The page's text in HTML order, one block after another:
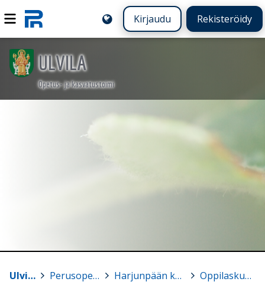
Kirjaudu Rekisteröidy
ULVILA
Opetus- ja kasvatustoimi
Ulvila Perusopetus > Harjunpään koulu > Oppilaskunta